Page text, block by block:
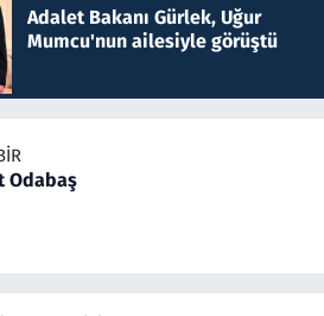
Adalet Bakanı Gürlek, Uğur
Mumcu'nun ailesiyle görüştü
Odabaş